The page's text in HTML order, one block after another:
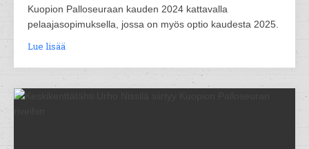
Kuopion Palloseuraan kauden 2024 kattavalla
pelaajasopimuksella, jossa on myös optio kaudesta 2025.
Lue lisää